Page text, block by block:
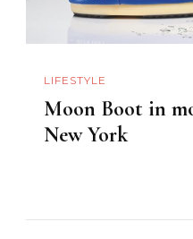
LIFESTYLE
Moon Boot in
New York